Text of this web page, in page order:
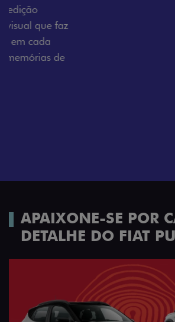
festival: série numerada, adesivo
soleira temática que reforçam a
enquanto os detalhes escurecidos, o
rodas de liga-leve aro 16” em preto
APAIXONE-SE POR
DETALHE DO FIAT